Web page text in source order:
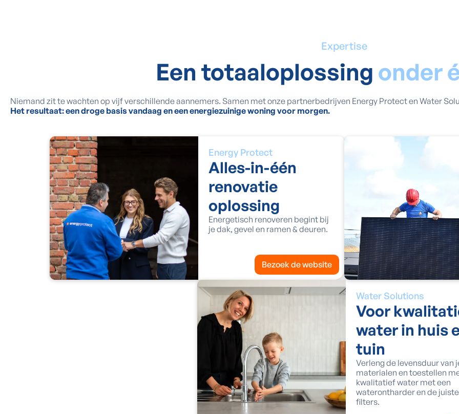
Expertise
Een totaaloplossing onder
Niemand zit te wachten op vijf verschillende aannemers. Samen met onze partnerbedrijven Energy Protect en Water
Het resultaat: een droge basis vandaag en een energiezuinige woning voor morgen.
Energy Protect
Alles-in-één
renovatie
oplossing
Energetisch renoveren begint bij
je dak, gevel en ramen & deuren.
Bezoek de website
Water Solutions
Voor
water in huis
tuin
Verleng de levensduur van
materialen en toestellen
kwalitatief water met een
waterontharder en de juiste
filters.